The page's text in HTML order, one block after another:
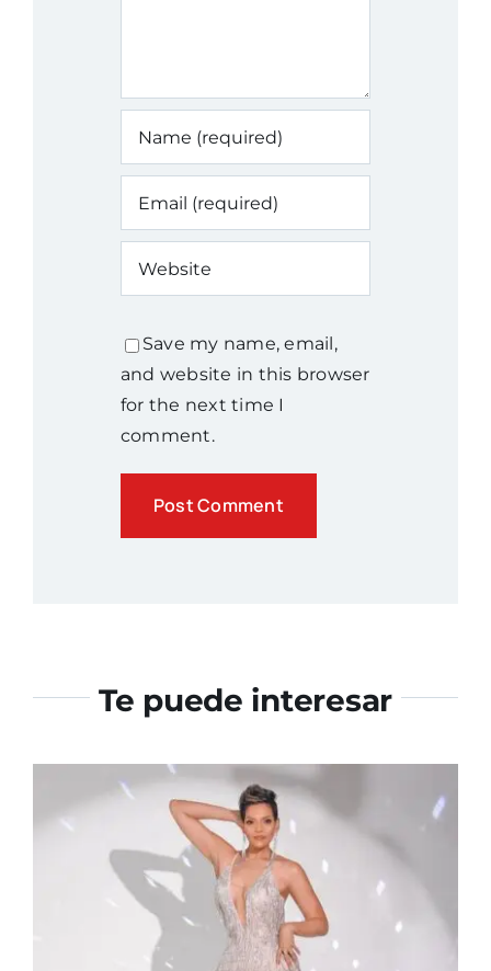
Save my name, email,
and website in this browser
for the next time I
comment.
Te puede interesar